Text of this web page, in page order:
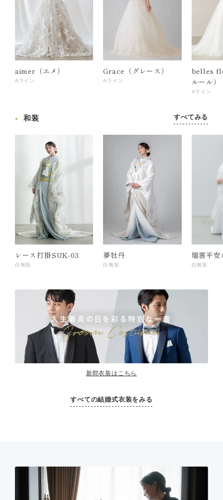
aimer（エメ）
Aライン
Grace（グレース）
Aライン
belles
ルール）
Aライン
和装 すべてみる
レース打掛SUK-03
白無垢
夢牡丹
白無垢
瑞雲平安
白無垢
新郎衣装はこちら
すべての結婚式衣装をみる